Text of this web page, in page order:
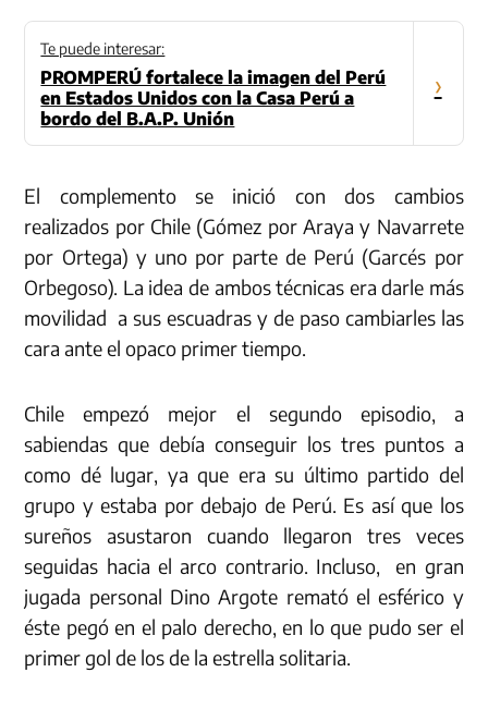
Te puede interesar:
PROMPERÚ fortalece la imagen del Perú
en Estados Unidos con la Casa Perú a
bordo del B.A.P. Unión
›
El complemento se inició con dos cambios
realizados por Chile (Gómez por Araya y Navarrete
por Ortega) y uno por parte de Perú (Garcés por
Orbegoso). La idea de ambos técnicas era darle más
movilidad a sus escuadras y de paso cambiarles las
cara ante el opaco primer tiempo.
Chile empezó mejor el segundo episodio, a
sabiendas que debía conseguir los tres puntos a
como dé lugar, ya que era su último partido del
grupo y estaba por debajo de Perú. Es así que los
sureños asustaron cuando llegaron tres veces
seguidas hacia el arco contrario. Incluso, en gran
jugada personal Dino Argote remató el esférico y
éste pegó en el palo derecho, en lo que pudo ser el
primer gol de los de la estrella solitaria.